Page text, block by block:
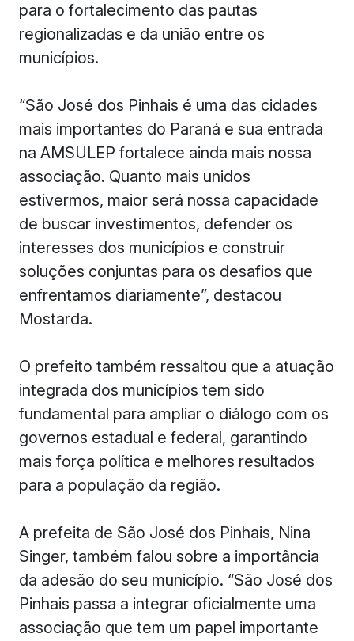
para o fortalecimento das pautas
regionalizadas e da união entre os
municípios.
“São José dos Pinhais é uma das cidades
mais importantes do Paraná e sua entrada
na AMSULEP fortalece ainda mais nossa
associação. Quanto mais unidos
estivermos, maior será nossa capacidade
de buscar investimentos, defender os
interesses dos municípios e construir
soluções conjuntas para os desafios que
enfrentamos diariamente”, destacou
Mostarda.
O prefeito também ressaltou que a atuação
integrada dos municípios tem sido
fundamental para ampliar o diálogo com os
governos estadual e federal, garantindo
mais força política e melhores resultados
para a população da região.
A prefeita de São José dos Pinhais, Nina
Singer, também falou sobre a importância
da adesão do seu município. “São José dos
Pinhais passa a integrar oficialmente uma
associação que tem um papel importante